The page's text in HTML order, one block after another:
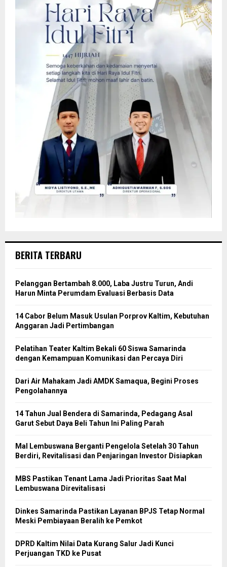
BERITA TERBARU
Pelanggan Bertambah 8.000, Laba Justru Turun, Andi
Harun Minta Perumdam Evaluasi Berbasis Data
14 Cabor Belum Masuk Usulan Porprov Kaltim, Kebutuhan
Anggaran Jadi Pertimbangan
Pelatihan Teater Kaltim Bekali 60 Siswa Samarinda
dengan Kemampuan Komunikasi dan Percaya Diri
Dari Air Mahakam Jadi AMDK Samaqua, Begini Proses
Pengolahannya
14 Tahun Jual Bendera di Samarinda, Pedagang Asal
Garut Sebut Daya Beli Tahun Ini Paling Parah
Mal Lembuswana Berganti Pengelola Setelah 30 Tahun
Berdiri, Revitalisasi dan Penjaringan Investor Disiapkan
MBS Pastikan Tenant Lama Jadi Prioritas Saat Mal
Lembuswana Direvitalisasi
Dinkes Samarinda Pastikan Layanan BPJS Tetap Normal
Meski Pembiayaan Beralih ke Pemkot
DPRD Kaltim Nilai Data Kurang Salur Jadi Kunci
Perjuangan TKD ke Pusat